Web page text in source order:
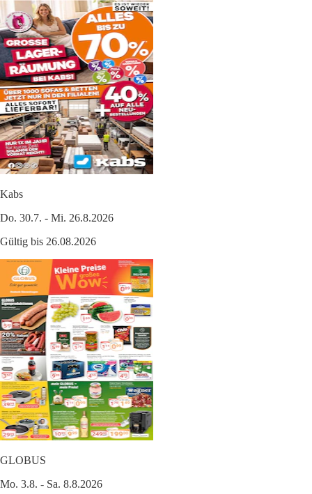
Kabs
Do. 30.7. - Mi. 26.8.2026
Gültig bis 26.08.2026
GLOBUS
Mo. 3.8. - Sa. 8.8.2026